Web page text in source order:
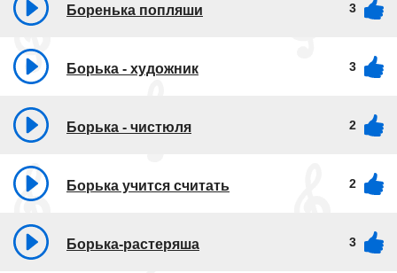
Боренька попляши 3
Борька - художник 3
Борька - чистюля 2
Борька учится считать 2
Борька-растеряша 3